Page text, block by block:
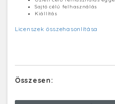
Sajtó célú felhasználás
Kiállítás
Licenszek összehasonlítása
Összesen: